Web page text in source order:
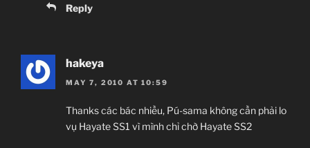
Reply
hakeya
MAY 7, 2010 AT 10:59
Thanks các bác nhiều, Pú-sama không cần phải lo
vụ Hayate SS1 vì mình chỉ chờ Hayate SS2